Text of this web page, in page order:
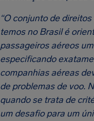
“O conjunto de
temos no Brasil é
passageiros aéreos
especificando
companhias aéreas
de problemas de voo.
quando se trata de
um desafio para um